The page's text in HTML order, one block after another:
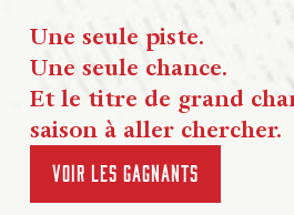
Une seule piste.
Une seule chance.
Et le titre de grand
saison à aller chercher.
Voir les gagnants